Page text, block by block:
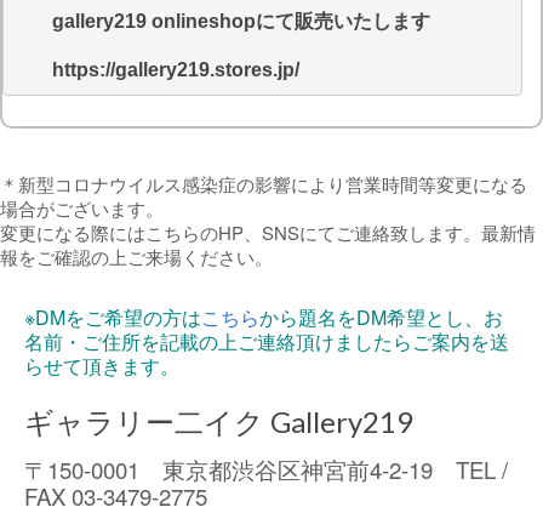
gallery219 onlineshopにて販売いたします
https://gallery219.stores.jp/
＊新型コロナウイルス感染症の影響により営業時間等変更になる
場合がございます。
変更になる際にはこちらのHP、SNSにてご連絡致します。最新情
報をご確認の上ご来場ください。
※DMをご希望の方はこちらから題名をDM希望とし、お
名前・ご住所を記載の上ご連絡頂けましたらご案内を送
らせて頂きます。
ギャラリー二イク Gallery219
〒150-0001 東京都渋谷区神宮前4-2-19 TEL /
FAX 03-3479-2775